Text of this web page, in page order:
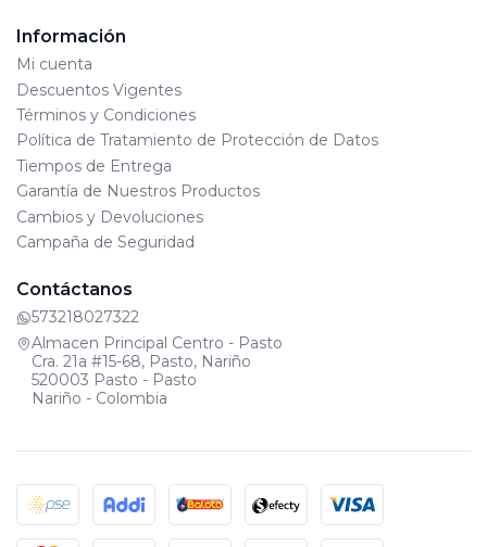
Información
Mi cuenta
Descuentos Vigentes
Términos y Condiciones
Política de Tratamiento de Protección de Datos
Tiempos de Entrega
Garantía de Nuestros Productos
Cambios y Devoluciones
Campaña de Seguridad
Contáctanos
573218027322
Almacen Principal Centro - Pasto
Cra. 21a #15-68, Pasto, Nariño
520003 Pasto - Pasto
Nariño - Colombia